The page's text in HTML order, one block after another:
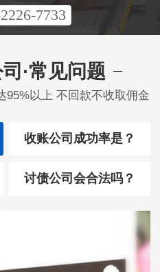
7733
·常见问题
95%以上 不回款不收取佣金
收账公司成功率是？
讨债公司会合法吗？